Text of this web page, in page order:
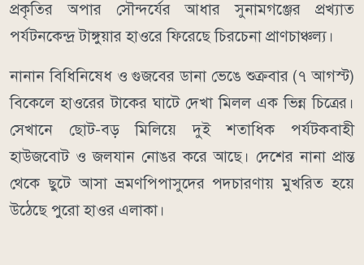
​প্রকৃতির অপার সৌন্দর্যের আধার সুনামগঞ্জের প্রখ্যাত
পর্যটনকেন্দ্র টাঙ্গুয়ার হাওরে ফিরেছে চিরচেনা প্রাণচাঞ্চল্য।
নানান বিধিনিষেধ ও গুজবের ডানা ভেঙে শুক্রবার (৭ আগস্ট)
বিকেলে হাওরের টাকের ঘাটে দেখা মিলল এক ভিন্ন চিত্রের।
সেখানে ছোট-বড় মিলিয়ে দুই শতাধিক পর্যটকবাহী
হাউজবোট ও জলযান নোঙর করে আছে। দেশের নানা প্রান্ত
থেকে ছুটে আসা ভ্রমণপিপাসুদের পদচারণায় মুখরিত হয়ে
উঠেছে পুরো হাওর এলাকা।